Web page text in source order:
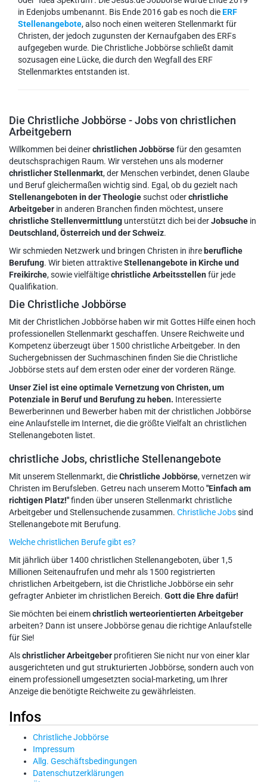
in Edenjobs umbenannt. Bis Ende 2016 gab es noch dieERF
Stellenangebote, also noch einen weiteren Stellenmarkt für
Christen, der jedoch zugunsten der Kernaufgaben des ERFs
aufgegeben wurde. Die Christliche Jobbörse schließt damit
sozusagen eine Lücke, die durch den Wegfall des ERF
Stellenmarktes entstanden ist.
Die Christliche Jobbörse - Jobs von christlichen
Arbeitgebern
Willkommen bei deinerchristlichen Jobbörsefür den gesamten
deutschsprachigen Raum. Wir verstehen uns als moderner
christlicher Stellenmarkt, der Menschen verbindet, denen Glaube
und Beruf gleichermaßen wichtig sind. Egal, ob du gezielt nach
Stellenangeboten in der Theologiesuchst oderchristliche
Arbeitgeber in anderen Branchen finden möchtest, unsere
christliche Stellenvermittlung unterstützt dich bei derJobsuche in
Deutschland, Österreich und der Schweiz.
Wir schmieden Netzwerk und bringen Christen in ihre berufliche
Berufung. Wir bieten attraktiveStellenangebote in Kirche und
Freikirche, sowie vielfältigechristliche Arbeitsstellenfür jede
Qualifikation.
Die Christliche Jobbörse
Mit der Christlichen Jobbörse haben wir mit Gottes Hilfe einen hoch
professionellen Stellenmarkt geschaffen. Unsere Reichweite und
Kompetenz überzeugt über 1500 christliche Arbeitgeber. In den
Suchergebnissen der Suchmaschinen finden Sie die Christliche
Jobbörse stets auf dem ersten oder einer der vorderen Ränge.
Unser Ziel ist eine optimale Vernetzung von Christen, um
Potenziale in Beruf und Berufung zu heben. Interessierte
Bewerberinnen und Bewerber haben mit der christlichen Jobbörse
eine Anlaufstelle im Internet, die die größte Vielfalt an christlichen
Stellenangeboten listet.
christliche Jobs, christliche Stellenangebote
Mit unserem Stellenmarkt, dieChristliche Jobbörse, vernetzen wir
Christen im Berufsleben. Getreu nach unserem Motto"Einfach am
richtigen Platz!"finden über unseren Stellenmarkt christliche
Arbeitgeber und Stellensuchende zusammen. Christliche Jobssind
Stellenangebote mit Berufung.
Welche christlichen Berufe gibt es?
Mit jährlich über 1400 christlichen Stellenangeboten, über 1,5
Millionen Seitenaufrufen und mehr als 1500 registrierten
christlichen Arbeitgebern, ist die Christliche Jobbörse ein sehr
gefragter Anbieter im christlichen Bereich. Gott die Ehre dafür!
Sie möchten bei einemchristlich werteorientierten Arbeitgeber
arbeiten? Dann ist unsere Jobbörse genau die richtige Anlaufstelle
für Sie!
Alschristlicher Arbeitgeber profitieren Sie nicht nur von einer klar
ausgerichteten und gut strukturierten Jobbörse, sondern auch von
einem professionell umgesetzten social-marketing, um Ihrer
Anzeige die benötigte Reichweite zu gewährleisten.
Infos
Christliche Jobbörse
Impressum
Allg. Geschäftsbedingungen
Datenschutzerklärungen